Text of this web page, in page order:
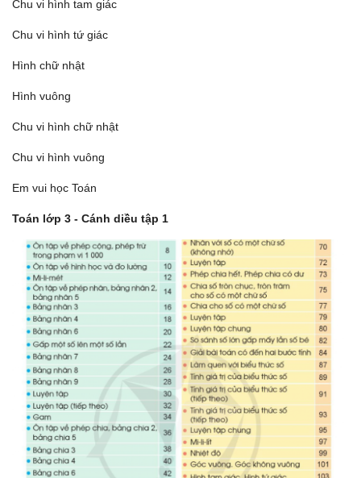
Chu vi hình tam giác
Chu vi hình tứ giác
Hình chữ nhật
Hình vuông
Chu vi hình chữ nhật
Chu vi hình vuông
Em vui học Toán
Toán lớp 3 - Cánh diều tập 1